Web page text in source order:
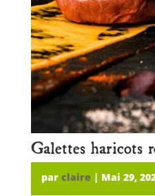
Galettes haricots
par claire | Mai 29,